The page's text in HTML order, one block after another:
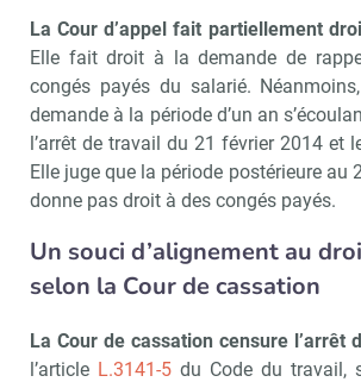
La Cour d’appel fait partiellement
Elle fait droit à la demande de
congés payés du salarié.
demande à la période d’un an
l’arrêt de travail du 21 février 2014 et
Elle juge que la période postérieure au
donne pas droit à des congés payés.
Un souci d’alignement au
selon la Cour de cassation
La Cour de cassation censure l’arrêt
l’article L.3141-5 du Code du travail,